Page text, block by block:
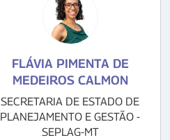
FLÁVIA PIMENTA DE
MEDEIROS CALMON
SECRETARIA DE ESTADO DE
PLANEJAMENTO E GESTÃO -
SEPLAG-MT